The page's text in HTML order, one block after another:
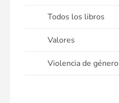
Todos los libros
Valores
Violencia de género